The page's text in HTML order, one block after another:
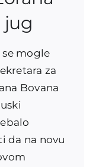
jug
se mogle
za
Bovana
da na novu